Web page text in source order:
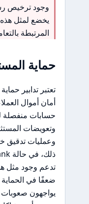
يخضع لمثل هذه
المرتبطة
حماية
تعتبر تدابير
أمان أموال
حسابات منفصلة
وتعويضات
وعمليات تدقيق
تدعم وجود مثل
ضعفًا في
يواجهون صعوبات